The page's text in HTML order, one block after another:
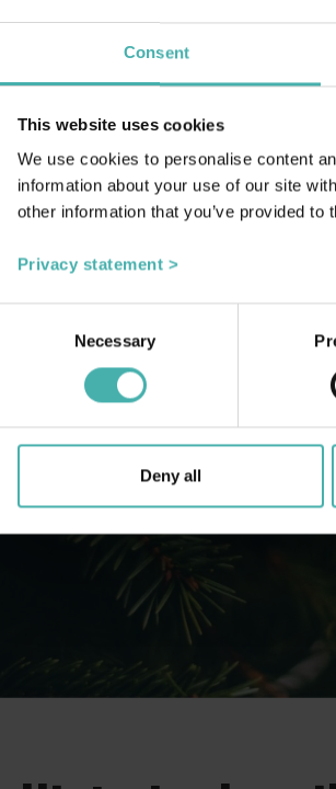
Consent
This website uses cookies
We use cookies to personalise content
information about your use of our site
other information that you’ve provided
Privacy statement >
Necessary
Deny all
Haluamme olla
joten lahjoitimme tänäkin